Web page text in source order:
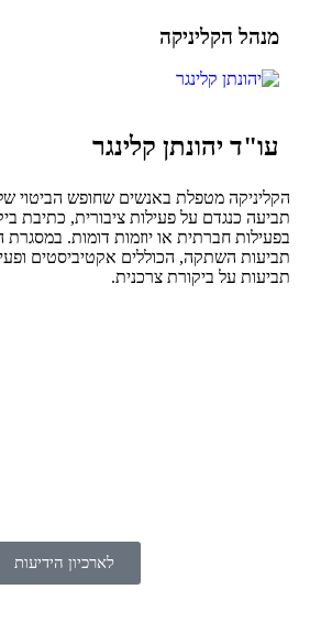
מנהל הקליניקה
עו"ד יהונתן קלינגר
הקליניקה מטפלת באנשים שחופש הביטוי
תביעה כנגדם על פעילות ציבורית, כתיבת
בפעילות חברתית או יוזמות דומות. במסגרת
תביעות השתקה, הכוללים אקטיביסטים
תביעות על ביקורת צרכנית.
לארכיון הידיעות